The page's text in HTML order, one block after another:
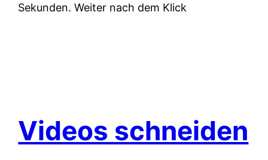
Sekunden. Weiter nach dem Klick
Videos schneiden